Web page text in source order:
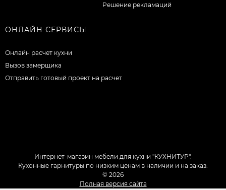
Решение рекламаций
ОНЛАЙН СЕРВИСЫ
Онлайн расчет кухни
Вызов замерщика
Отправить готовый проект на расчет
Интернет-магазин мебели для кухни "КУХНИТУР".
Кухонные гарнитуры по низким ценам в наличии и на заказ.
© 2026
Полная версия сайта